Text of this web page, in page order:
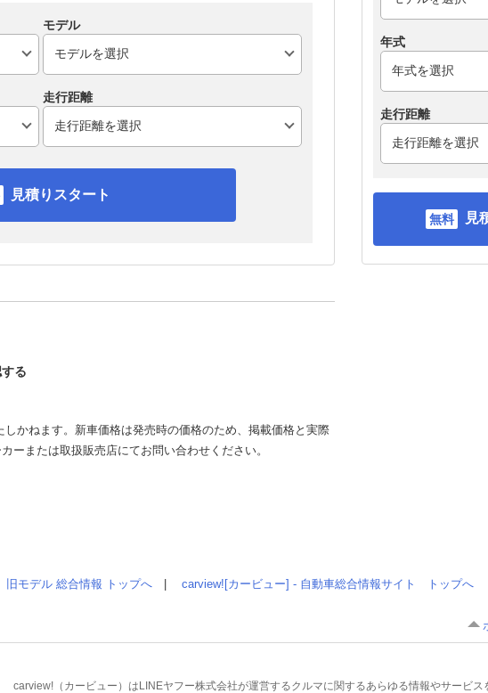
モデル
走行距離
見積りスタート
る
かねます。新車価格は発売時の価格のため、掲載価格と実際
ーまたは取扱販売店にてお問い合わせください。
年式
走行距離
見
旧モデル 総合情報 トップへ carview![カービュー] - 自動車総合情報サイト トップへ
carview!（カービュー）はLINEヤフー株式会社が運営するクルマに関するあらゆる情報やサービス